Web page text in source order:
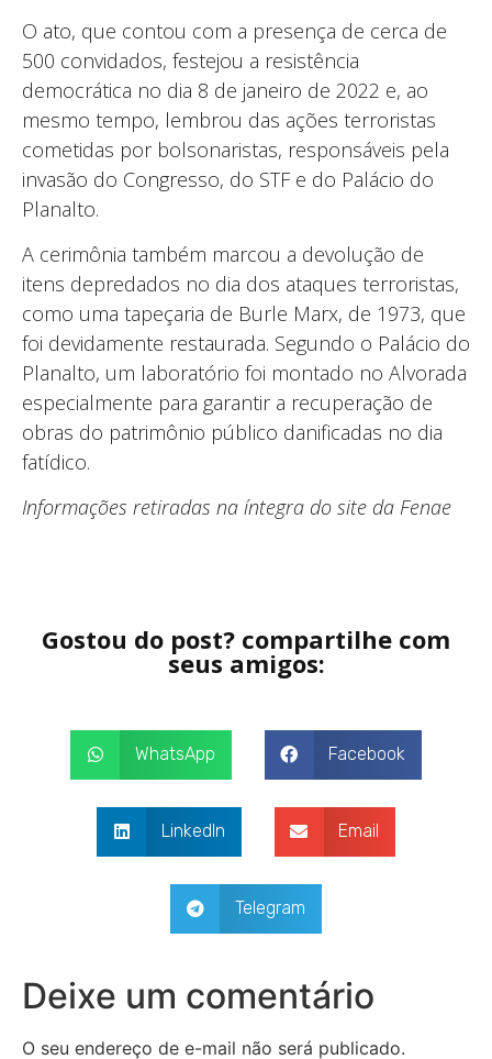
O ato, que contou com a presença de cerca de
500 convidados, festejou a resistência
democrática no dia 8 de janeiro de 2022 e, ao
mesmo tempo, lembrou das ações terroristas
cometidas por bolsonaristas, responsáveis pela
invasão do Congresso, do STF e do Palácio do
Planalto.
A cerimônia também marcou a devolução de
itens depredados no dia dos ataques terroristas,
como uma tapeçaria de Burle Marx, de 1973, que
foi devidamente restaurada. Segundo o Palácio do
Planalto, um laboratório foi montado no Alvorada
especialmente para garantir a recuperação de
obras do patrimônio público danificadas no dia
fatídico.
Informações retiradas na íntegra do site da Fenae
Gostou do post? compartilhe com
seus amigos:
WhatsApp Facebook
LinkedIn Email
Telegram
Deixe um comentário
O seu endereço de e-mail não será publicado.